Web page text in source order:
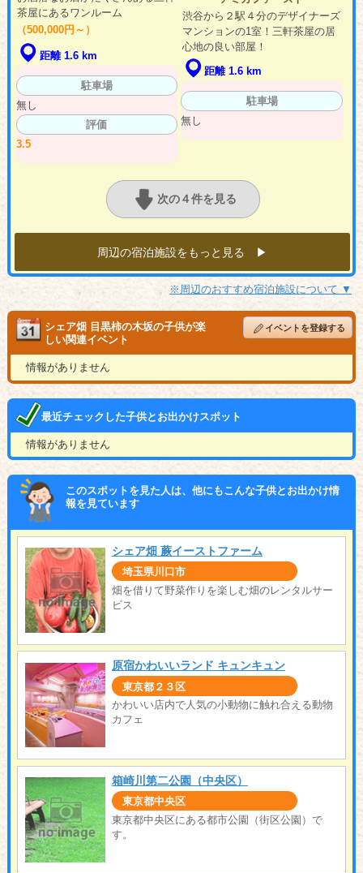
茶屋にあるワンルーム
（500,000円～）
距離 1.6 km
駐車場
無し
評価
3.5
渋谷から２駅４分のデザイナーズ
マンションの1室！三軒茶屋の居
心地の良い部屋！
距離 1.6 km
駐車場
無し
次の４件を見る
周辺の宿泊施設をもっと見る ▶︎
※周辺のおすすめ宿泊施設について ▼
シェア畑 目黒柿の木坂の子供が楽
しい関連イベント
イベントを登録する
情報がありません
最近チェックした子供とお出かけスポット
情報がありません
このスポットを見た人は、他にもこんな子供とお出かけ情
報を見ています
シェア畑 蕨イーストファーム
埼玉県川口市
畑を借りて野菜作りを楽しむ畑のレンタルサー
ビス
原宿かわいいランド キュンキュン
東京都２３区
かわいい店内で人気の小動物に触れ合える動物
カフェ
箱崎川第二公園（中央区）
東京都中央区
東京都中央区にある都市公園（街区公園）で
す。